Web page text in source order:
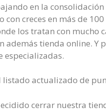
en la
con creces en más de
los tratan con mucho
además tienda online.
especializadas.
listado actualizado de
cerrar nuestra